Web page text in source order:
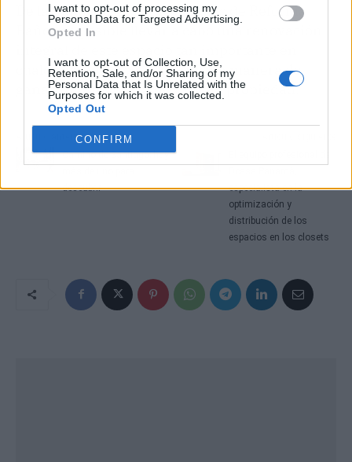
I want to opt-out of processing my
Personal Data for Targeted Advertising.
Opted In
I want to opt-out of Collection, Use,
Retention, Sale, and/or Sharing of my
Personal Data that Is Unrelated with the
Purposes for which it was collected.
Opted Out
CONFIRM
De la mano de los profesionales de Reforma
Baños es posible llevar a cabo una renovación
cualquier hogar. Se trata de una manera de
ganar confort y revalorizar una propiedad.
Artículo anterior
Camino de Santiago; hay
descubrir
especialista en la
optimización y
distribución de los
espacios en los closets